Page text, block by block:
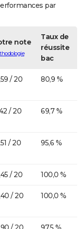
par
note
Taux de
réussite
bac
/ 20 80,9 %
/ 20 69,7 %
/ 20 95,6 %
/ 20 100,0 %
/ 20 100,0 %